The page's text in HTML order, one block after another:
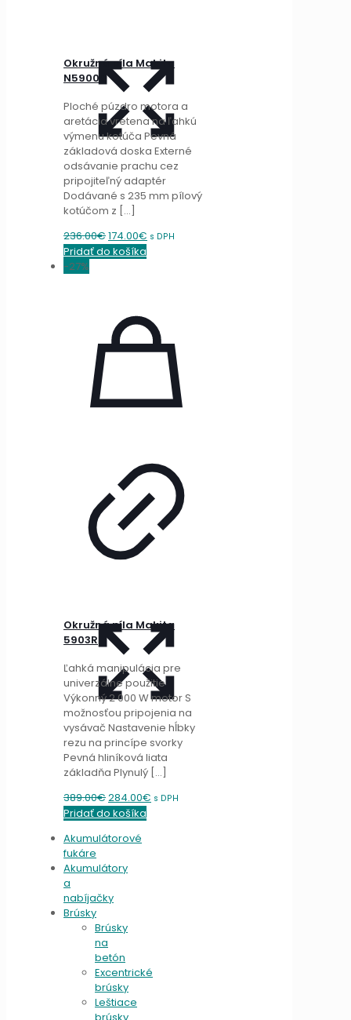
Okružná píla Makita
N5900B
Ploché púzdro motora a
aretácia vretena na ľahkú
výmenu kotúča Pevná
základová doska Externé
odsávanie prachu cez
pripojiteľný adaptér
Dodávané s 235 mm pílový
kotúčom z […]
236.00€Original
price
174.00€ Current
s DPH
Pridať do košíka
-27%
Okružná píla Makita
5903R
Ľahká manipulácia pre
univerzálne použitie
Výkonný 2 000 W motor S
možnosťou pripojenia na
vysávač Nastavenie hĺbky
rezu na princípe svorky
Pevná hliníková liata
základňa Plynulý […]
389.00€Original
price
389.00€.
284.00€ Current
s DPH
Pridať do košíka
Akumulátorové
fukáre
Akumulátory
a
nabíjačky
Brúsky
Brúsky
na
betón
Excentrické
brúsky
Leštiace